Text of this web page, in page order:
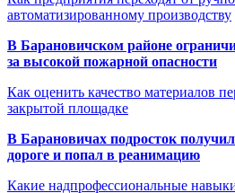
автоматизированному производству
В Барановичском районе
за высокой пожарной опасности
Как оценить качество материалов
закрытой площадке
В Барановичах подросток
дороге и попал в реанимацию
Какие надпрофессиональные